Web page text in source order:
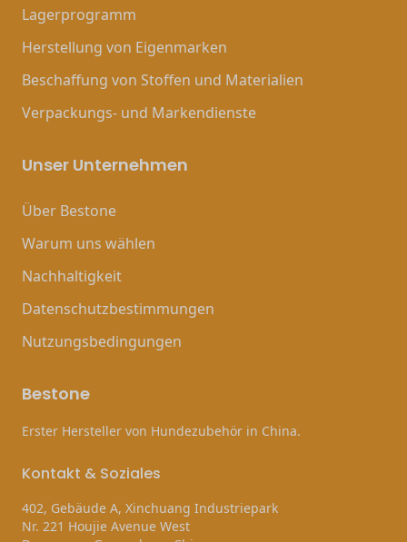
Lagerprogramm
Herstellung von Eigenmarken
Beschaffung von Stoffen und Materialien
Verpackungs- und Markendienste
Unser Unternehmen
Über Bestone
Warum uns wählen
Nachhaltigkeit
Datenschutzbestimmungen
Nutzungsbedingungen
Bestone
Erster Hersteller von Hundezubehör in China.
Kontakt & Soziales
402, Gebäude A, Xinchuang Industriepark
Nr. 221 Houjie Avenue West